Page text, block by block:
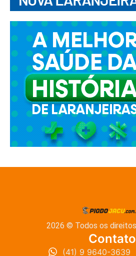
2026 © Todos os
Contato
(41) 9 9640-3639